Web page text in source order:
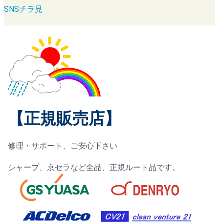
SNSチラ見
【正規販売店】
修理・サポート、ご安心下さい
シャープ、京セラなど全品、正規ルート品です。